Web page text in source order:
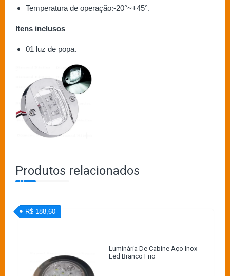
Temperatura de operação:-20°~+45°.
Itens inclusos
01 luz de popa.
Produtos relacionados
Luminária De Cabine Aço Inox
Led Branco Frio
R$ 188,60